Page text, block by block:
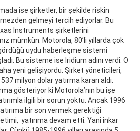
ise şirketler, bir şekilde riskin
gelmeyi tercih ediyorlar. Bu
Instruments şirketlerini
mümkün. Motorola, 80’li yıllarda çok
uydu haberleşme sistemi
Bu sisteme ise Iridium adını verdi. O
yeni gelişiyordu. Şirket yöneticileri,
milyon dolar yatırma kararı aldı.
gösteriyor ki Motorola’nın bu işe
ilgili bir sorun yoktu. Ancak 1996
bir son vermek gerektiği
yatırıma devam etti. Yani inkar